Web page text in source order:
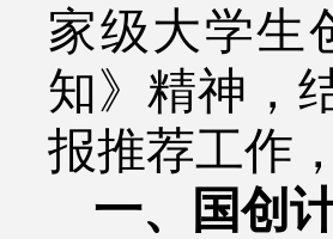
家级大学生
知》精神，
报推荐工作
一、国创